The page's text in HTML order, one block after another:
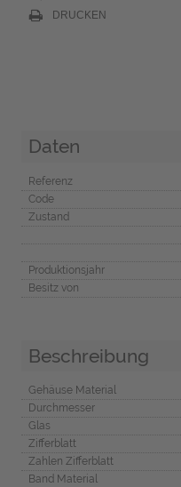
DRUCKEN
Daten
Referenz
Code
Zustand
Produktionsjahr
Besitz von
Beschreibung
Gehäuse Material
Durchmesser
Glas
Zifferblatt
Zahlen Zifferblatt
Band Material